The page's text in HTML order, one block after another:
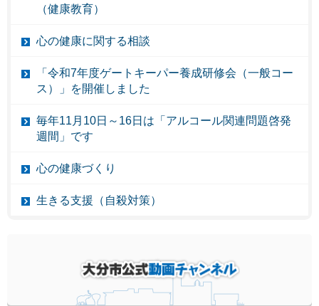
（健康教育）
心の健康に関する相談
「令和7年度ゲートキーパー養成研修会（一般コー
ス）」を開催しました
毎年11月10日～16日は「アルコール関連問題啓発
週間」です
心の健康づくり
生きる支援（自殺対策）